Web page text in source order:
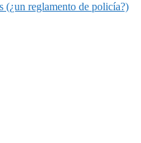
reglamento de policía?)